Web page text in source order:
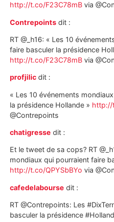
http://t.co/F23C78mB via
Contrepoints dit :
RT @_h16: « Les 10
faire basculer la présidence
http://t.co/F23C78mB via
profjilic dit :
« Les 10 événements
la présidence Hollande » http://
@Contrepoints
chatigresse dit :
Et le tweet de sa cops? RT
mondiaux qui pourraient faire
http://t.co/QPYSbBYo via
cafedelabourse dit :
RT @Contrepoints: Les
basculer la présidence